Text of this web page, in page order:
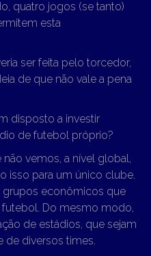
quatro jogos (se tanto)
esta
ser feita pelo torcedor,
de que não vale a pena
disposto a investir
de futebol próprio?
vemos, a nível global,
isso para um único clube.
grupos econômicos que
Do mesmo modo,
de estádios, que sejam
de diversos times.